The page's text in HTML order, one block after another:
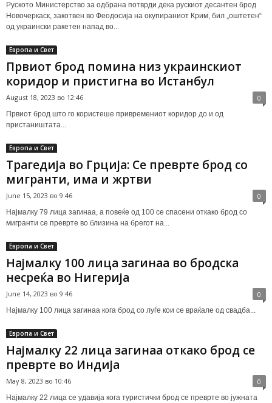
Руското Министерство за одбрана потврди дека рускиот десантен брод
Новочеркаск, закотвен во Феодосија на окупираниот Крим, бил „оштетен“
од украински ракетен напад во...
Европа и Свет
Првиот брод помина низ украинскиот
коридор и пристигна во Истанбул
August 18, 2023 во 12:46 0
Првиот брод што го користеше привремениот коридор до и од
пристаништата...
Европа и Свет
Трагедија во Грција: Се преврте брод со
мигранти, има и жртви
June 15, 2023 во 9:46 0
Најмалку 79 лица загинаа, а повеќе од 100 се спасени откако брод со
мигранти се преврте во близина на брегот на...
Европа и Свет
Најмалку 100 лица загинаа во бродска
несреќа во Нигерија
June 14, 2023 во 9:46 0
Најмалку 100 лица загинаа кога брод со луѓе кои се враќале од свадба...
Европа и Свет
Најмалку 22 лица загинаа откако брод се
преврте во Индија
May 8, 2023 во 10:46 0
Најмалку 22 лица се удавија кога туристички брод се преврте во јужната